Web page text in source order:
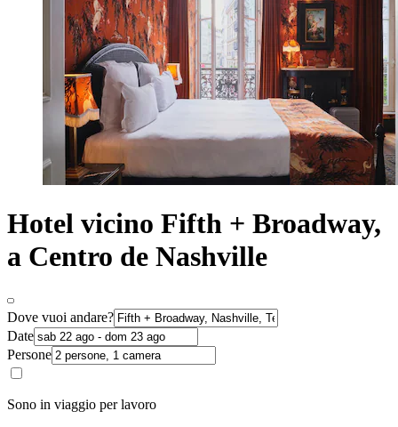
Hotel vicino Fifth + Broadway,
a Centro de Nashville
Dove vuoi andare?
Date
Persone
Sono in viaggio per lavoro